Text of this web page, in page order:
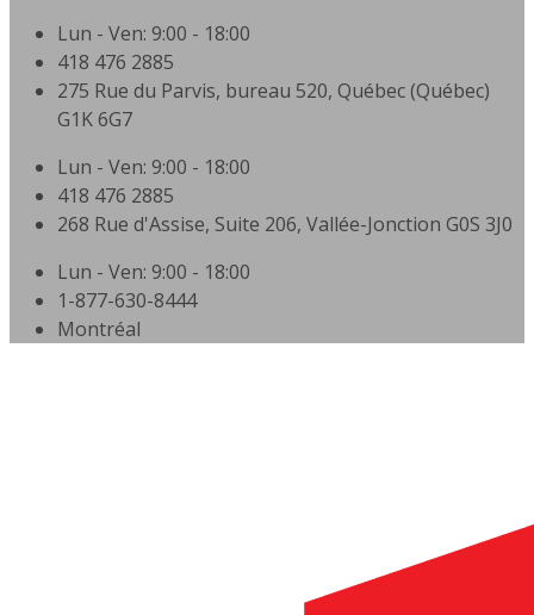
Lun - Ven: 9:00 - 18:00
418 476 2885
275 Rue du Parvis, bureau 520, Québec (Québec)
G1K 6G7
Lun - Ven: 9:00 - 18:00
418 476 2885
268 Rue d'Assise, Suite 206, Vallée-Jonction G0S 3J0
Lun - Ven: 9:00 - 18:00
1-877-630-8444
Montréal